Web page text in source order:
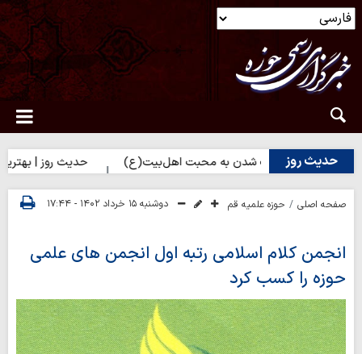
حدیث روز
| راه نزدیک شدن به محبت اهل‌بیت(ع) حدیث روز | بهترین
صفحه اصلی حوزه علمیه قم دوشنبه ۱۵ خرداد ۱۴۰۲ - ۱۷:۴۴
انجمن کلام اسلامی رتبه اول انجمن های علمی
حوزه را کسب کرد